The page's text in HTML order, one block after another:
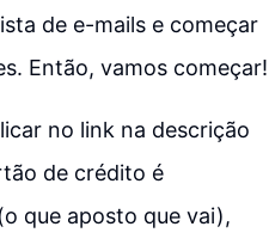
de e-mails e começar
Então, vamos começar!
no link na descrição
de crédito é
que aposto que vai),